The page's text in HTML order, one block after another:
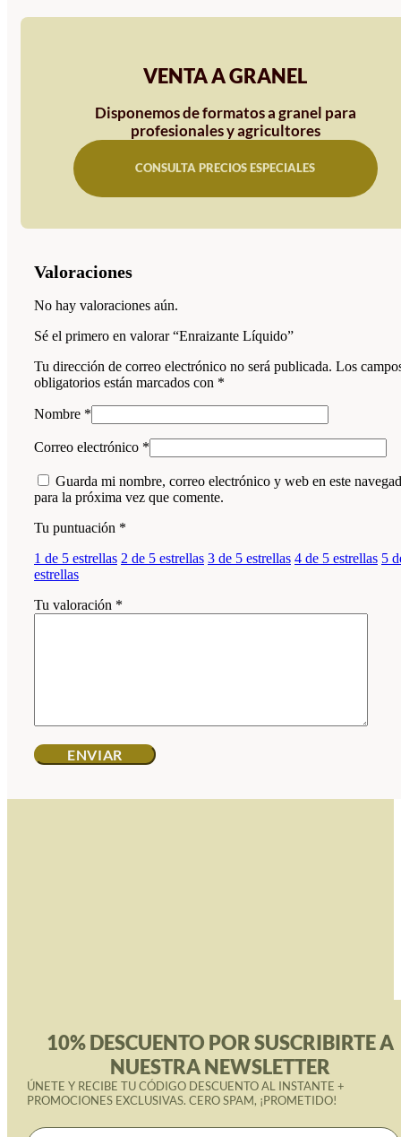
VENTA A GRANEL
Disponemos de formatos a granel para
profesionales y agricultores
CONSULTA PRECIOS ESPECIALES
Valoraciones
No hay valoraciones aún.
Sé el primero en valorar “Enraizante Líquido”
Tu dirección de correo electrónico no será publicada. Los
obligatorios están marcados con *
Nombre *
Correo electrónico *
Guarda mi nombre, correo electrónico y web en este
para la próxima vez que comente.
Tu puntuación *
1 de 5 estrellas 2 de 5 estrellas 3 de 5 estrellas 4 de 5 estrellas 5
estrellas
Tu valoración *
10% DESCUENTO POR SUSCRIBIRTE A
NUESTRA NEWSLETTER
ÚNETE Y RECIBE TU CÓDIGO DESCUENTO AL INSTANTE +
PROMOCIONES EXCLUSIVAS. CERO SPAM, ¡PROMETIDO!